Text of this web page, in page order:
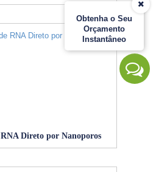
Obtenha o Seu
Orçamento
Instantâneo
RNA Direto por Nanoporos